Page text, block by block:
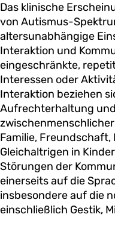
Das klinische
von Autismus-
altersunabhängige
Interaktion und
eingeschränkte,
Interessen oder
Interaktion beziehen
Aufrechterhaltung
Familie,
Gleichaltrigen in
Störungen der
einerseits auf die
insbesondere auf die
einschließlich Gestik,